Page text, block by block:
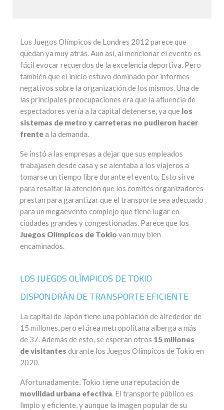
Los Juegos Olímpicos de Londres 2012 parece que
quedan ya muy atrás. Aun así, al mencionar el evento es
fácil evocar recuerdos de la excelencia deportiva. Pero
también que el inicio estuvo dominado por informes
negativos sobre la organización de los mismos. Una de
las principales preocupaciones era que la afluencia de
espectadores vería a la capital detenerse, ya que los
sistemas de metro y carreteras no pudieron hacer
frentea la demanda.
Se instó a las empresas a dejar que sus empleados
trabajasen desde casa y se alentaba a los viajeros a
tomarse un tiempo libre durante el evento. Esto sirve
para resaltar la atención que los comités organizadores
prestan para garantizar que el transporte sea adecuado
para un megaevento complejo que tiene lugar en
ciudades grandes y congestionadas. Parece que los
Juegos Olímpicos de Tokio van muy bien
encaminados.
LOS JUEGOS OLÍMPICOS DE TOKIO
DISPONDRÁN DE TRANSPORTE EFICIENTE
La capital de Japón tiene una población de alrededor de
15 millones, pero el área metropolitana alberga a más
de 37. Además de esto, se esperan otros 15 millones
de visitantes durante los Juegos Olímpicos de Tokio en
2020.
Afortunadamente, Tokio tiene una reputación de
movilidad urbana efectiva. El transporte público es
limpio y eficiente, y aunque la imagen popular de su